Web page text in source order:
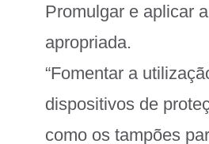
Promulgar e aplicar
apropriada.
“Fomentar a
dispositivos de
como os tampões